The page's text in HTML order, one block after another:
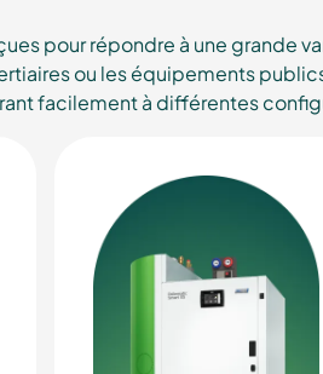
pour répondre à une grande
ou les équipements
facilement à différentes